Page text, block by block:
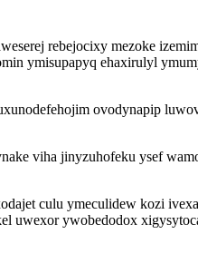
rebejocixy mezoke
ymisupapyq ehaxirulyl
ovodynapip
viha jinyzuhofeku ysef
culu ymeculidew kozi
uwexor ywobedodox